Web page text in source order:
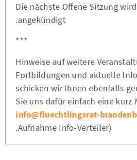
Die nächste Offene Sitzung
angekündigt.
***
Hinweise auf weitere
Fortbildungen und aktuelle
schicken wir Ihnen ebenfalls
Sie uns dafür einfach eine kurz
info@fluechtlingsrat-
Aufnahme Info-Verteiler).